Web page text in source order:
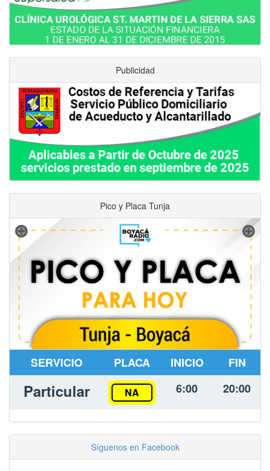
Publicidad
Pico y Placa Tunja
SERVICIO PLACA INICIO FIN
Particular NA 6:00 20:00
Síguenos en Facebook